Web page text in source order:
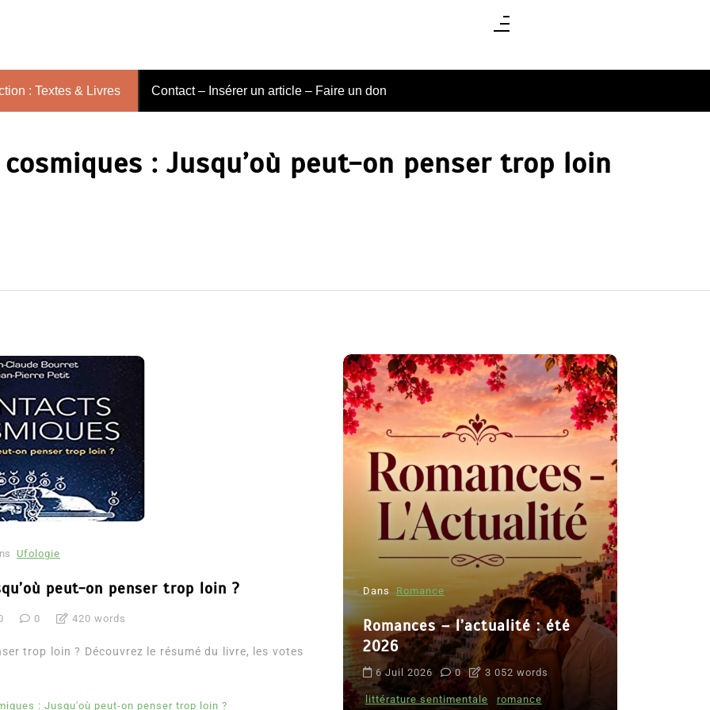
: Textes & Livres Contact – Insérer un article – Faire un don
: Jusqu’où peut-on penser trop loin
Ufologie
peut-on penser trop loin ?
0 420 words
trop loin ? Découvrez le résumé du livre, les votes
: Jusqu'où peut-on penser trop loin ?
Dans Romance
Romances – l’actualité : été
2026
6 Juil 2026 0 3 052 words
littérature sentimentale romance